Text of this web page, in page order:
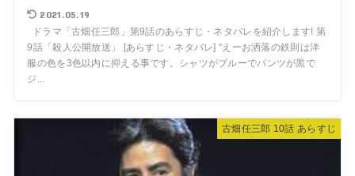
2021.05.19
ドラマ「古畑任三郎」第9話のあらすじ・ネタバレを紹介します! 第
9話「殺人公開放送」 [あらすじ・ネタバレ] “えーお洒落の鉄則は洋
服の色を3色以内に抑える事です。シャツがブルーでパンツが黒で
ジ...
古畑任三郎 10話 あらすじ